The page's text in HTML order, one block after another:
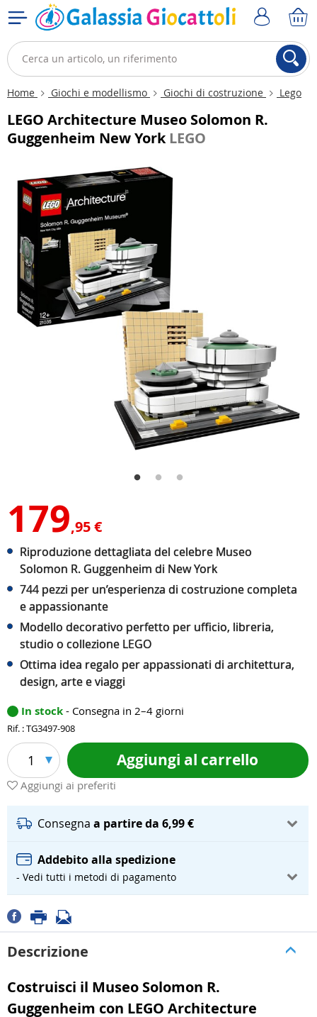
Home Giochi e modellismo Giochi di costruzione Lego
LEGO Architecture Museo Solomon R.
Guggenheim New YorkLEGO
179,95 €
Riproduzione dettagliata del celebre Museo
Solomon R. Guggenheim di New York
744 pezzi per un’esperienza di costruzione completa
e appassionante
Modello decorativo perfetto per ufficio, libreria,
studio o collezione LEGO
Ottima idea regalo per appassionati di architettura,
design, arte e viaggi
In stock - Consegna in 2–4 giorni
Rif. : TG3497-908
1 Aggiungi al carrello
Aggiungi ai preferiti
Consegna a partire da 6,99 €
Addebito alla spedizione
- Vedi tutti i metodi di pagamento
Descrizione
Costruisci il Museo Solomon R.
Guggenheim con LEGO Architecture